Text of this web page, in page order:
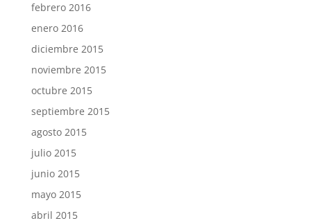
febrero 2016
enero 2016
diciembre 2015
noviembre 2015
octubre 2015
septiembre 2015
agosto 2015
julio 2015
junio 2015
mayo 2015
abril 2015